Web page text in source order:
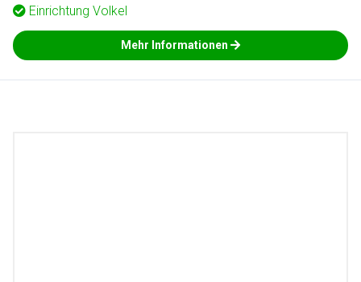
Einrichtung Volkel
Mehr Informationen